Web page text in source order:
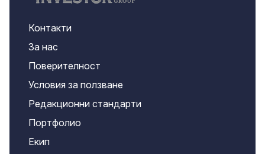
Контакти
За нас
Поверителност
Условия за ползване
Редакционни стандарти
Портфолио
Екип